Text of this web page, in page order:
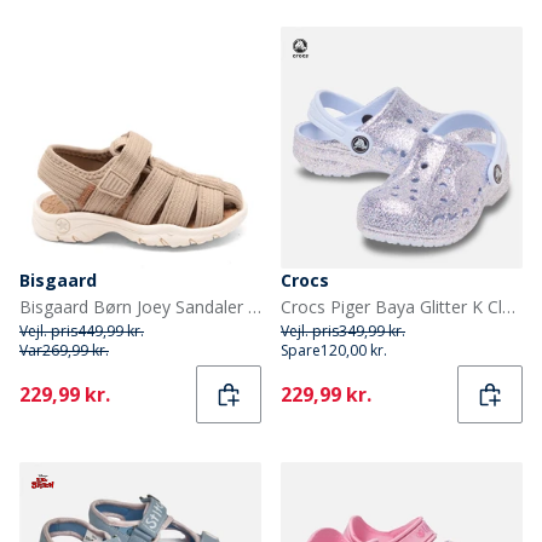
Bisgaard
Bisgaard Børn Joey Sandaler Stone
Vejl. pris449,99 kr.
Var269,99 kr.
Current
229,99 kr.
Crocs
Crocs Piger Baya Glitter K Clogs Dreamscape
Vejl. pris349,99 kr.
Spare120,00 kr.
Current
229,99 kr.